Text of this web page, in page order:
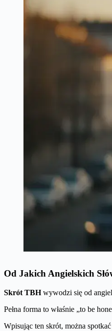
Od Jakich Angielskich
Skrót TBHwywodzi się od
Pełna forma to właśnie „to be
Wpisując ten skrót, można